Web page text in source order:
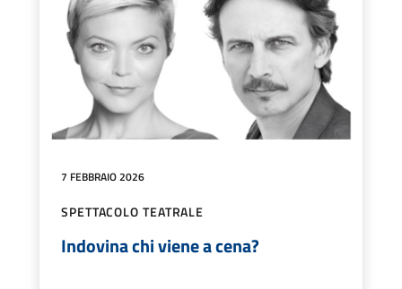
7 FEBBRAIO 2026
SPETTACOLO TEATRALE
Indovina chi viene a cena?